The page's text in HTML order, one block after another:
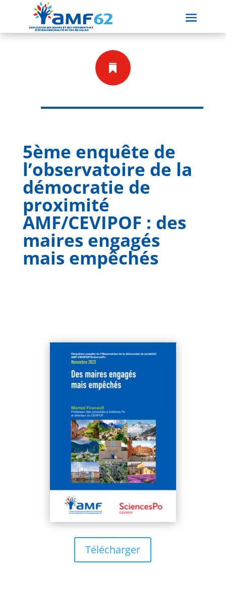

5ème enquête de
l’observatoire de la
démocratie de
proximité
AMF/CEVIPOF : des
maires engagés
mais empêchés
Télécharger